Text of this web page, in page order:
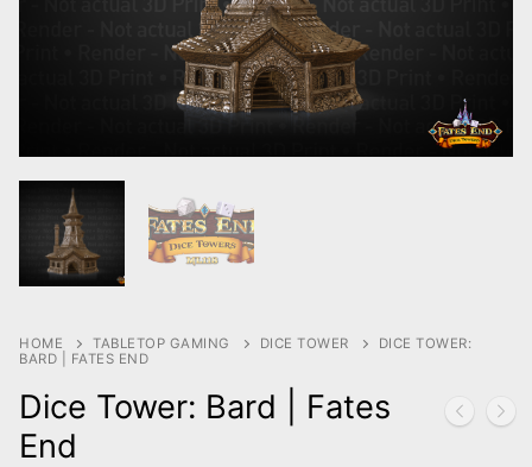
HOME TABLETOP GAMING DICE TOWER
DICE TOWER:
BARD | FATES END
Dice Tower: Bard | Fates
End